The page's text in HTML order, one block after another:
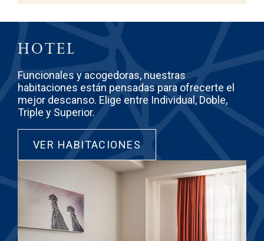
HOTEL
Funcionales y acogedoras, nuestras
habitaciones están pensadas para ofrecerte el
mejor descanso. Elige entre Individual, Doble,
Triple y Superior.
VER HABITACIONES